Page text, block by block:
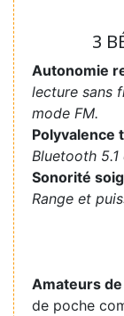
3
Autonomie
lecture sans
mode FM.
Polyvalence
Bluetooth
Sonorité
Range et
Amateurs
de poche